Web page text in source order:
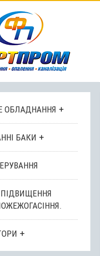
ОБЛАДНАННЯ
БАКИ
ПІДВИЩЕННЯ